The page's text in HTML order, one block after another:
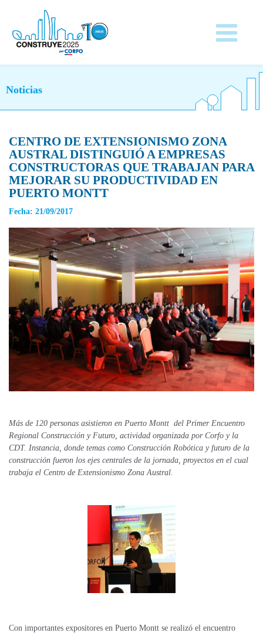
Noticias
CENTRO DE EXTENSIONISMO ZONA
AUSTRAL DISTINGUIÓ A EMPRESAS
CONSTRUCTORAS QUE TRABAJAN PARA
MEJORAR SU PRODUCTIVIDAD EN
PUERTO MONTT
Fecha: 21/09/2017
Más de 120 personas asistieron en Puerto Montt del Primer Encuentro
Regional Construcción y Futuro, actividad organizada por Corfo y la
CDT. Instancia, donde temas como Construcción Robótica y futuro de la
construcción fueron los ejes centrales de la jornada, proyectos en el cual
trabaja el Centro de Extensionismo Zona Austral.
Con importantes expositores en Puerto Montt se realizó el encuentro